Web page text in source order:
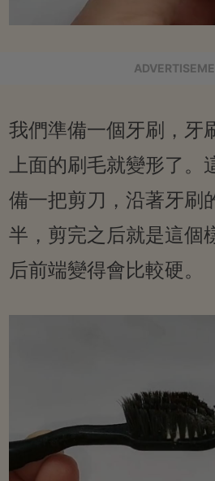
我們準備一個牙刷，牙
上面的刷毛就變形了。
備一把剪刀，沿著牙刷
半，剪完之后就是這個
后前端變得會比較硬。